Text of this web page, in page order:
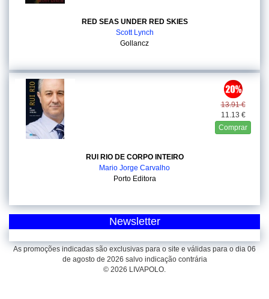
RED SEAS UNDER RED SKIES
Scott Lynch
Gollancz
13.91 €
11.13 €
Comprar
RUI RIO DE CORPO INTEIRO
Mario Jorge Carvalho
Porto Editora
Newsletter
As promoções indicadas são exclusivas para o site e válidas para o dia 06
de agosto de 2026 salvo indicação contrária
© 2026 LIVAPOLO.